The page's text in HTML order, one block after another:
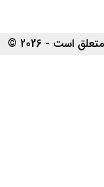
است - 2026 ©